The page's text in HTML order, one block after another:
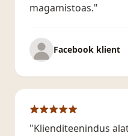
magamistoas."
Facebook klient
"Klienditeenindus